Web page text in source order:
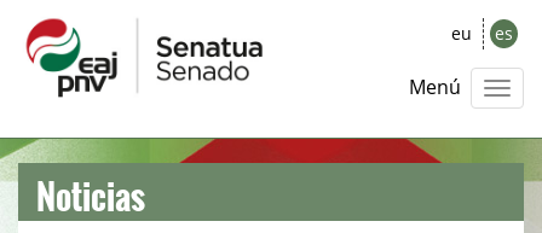
eu es
Menú
Noticias